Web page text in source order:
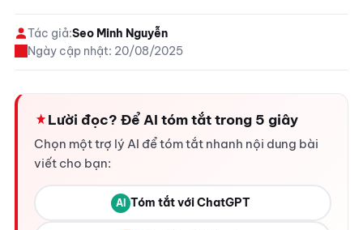
Tác giả:Seo Minh Nguyễn
Ngày cập nhật: 20/08/2025
Lười đọc? Để AI tóm tắt trong 5 giây
Chọn một trợ lý AI để tóm tắt nhanh nội dung bài
viết cho bạn:
AI Tóm tắt với ChatGPT